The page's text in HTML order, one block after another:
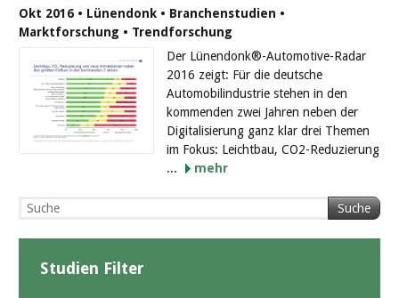
Okt 2016 • Lünendonk • Branchenstudien •
Marktforschung • Trendforschung
Der Lünendonk®-Automotive-Radar
2016 zeigt: Für die deutsche
Automobilindustrie stehen in den
kommenden zwei Jahren neben der
Digitalisierung ganz klar drei Themen
im Fokus: Leichtbau, CO2-Reduzierung
...
mehr
Suche
Studien Filter